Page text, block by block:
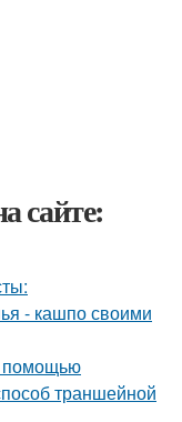
сайте:
- кашпо своими
помощью
траншейной